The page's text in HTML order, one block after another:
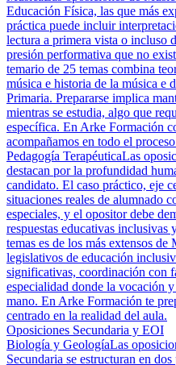
Educación Física, las que más
práctica puede incluir
lectura a primera vista o incluso
presión performativa que no
temario de 25 temas combina
música e historia de la música e
Primaria. Prepararse implica
mientras se estudia, algo que
específica. En Arke Formación
acompañamos en todo el
Pedagogía TerapéuticaLas
destacan por la profundidad
candidato. El caso práctico, eje
situaciones reales de alumnado
especiales, y el opositor debe
respuestas educativas
temas es de los más extensos
legislativos de educación
significativas, coordinación con
especialidad donde la vocación
mano. En Arke Formación te
centrado en la realidad del aula.
Oposiciones Secundaria y EOI
Biología y GeologíaLas
Secundaria se estructuran en